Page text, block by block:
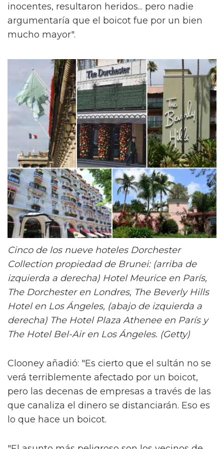
inocentes, resultaron heridos... pero nadie
argumentaría que el boicot fue por un bien
mucho mayor".
Cinco de los nueve hoteles Dorchester
Collection propiedad de Brunei: (arriba de
izquierda a derecha) Hotel Meurice en París,
The Dorchester en Londres, The Beverly Hills
Hotel en Los Ángeles, (abajo de izquierda a
derecha) The Hotel Plaza Athenee en París y
The Hotel Bel-Air en Los Ángeles. (Getty)
Clooney añadió: "Es cierto que el sultán no se
verá terriblemente afectado por un boicot,
pero las decenas de empresas a través de las
que canaliza el dinero se distanciarán. Eso es
lo que hace un boicot.